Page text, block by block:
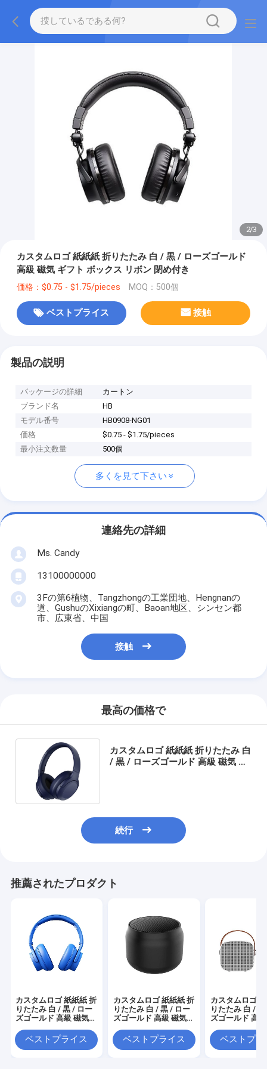
2/3
カスタムロゴ 紙紙紙 折りたたみ 白 / 黒 / ローズゴールド
高級 磁気 ギフト ボックス リボン 閉め付き
価格：$0.75 - $1.75/pieces MOQ：500個
ベストプライス 接触
製品の説明
パッケージの詳細
カートン
ブランド名
HB
モデル番号
HB0908-NG01
価格
$0.75 - $1.75/pieces
最小注文数量
500個
多くを見て下さい
連絡先の詳細
Ms. Candy
13100000000
3Fの第6植物、Tangzhongの工業団地、Hengnanの
道、GushuのXixiangの町、Baoan地区、シンセン都
市、広東省、中国
接触
最高の価格で
カスタムロゴ 紙紙紙 折りたたみ 白
/ 黒 / ローズゴールド 高級 磁気 ギ
続行
推薦されたプロダクト
カスタムロゴ 紙紙紙 折
りたたみ 白 / 黒 / ロー
ズゴールド 高級 磁気
閉め付き
ベストプライス
カスタムロゴ 紙紙紙 折
りたたみ 白 / 黒 / ロー
ズゴールド 高級 磁気
閉め付き
ベストプライス
カスタムロゴ
りたたみ 白 /
ズゴールド 高
閉め付き
ベストプラ